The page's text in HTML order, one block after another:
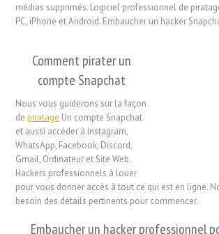
médias supprimés. Logiciel professionnel de
PC, iPhone et Android. Embaucher un hacker
Comment pirater un
compte Snapchat
Nous vous guiderons sur la façon
depiratage Un compte Snapchat
et aussi accéder à Instagram,
WhatsApp, Facebook, Discord,
Gmail, Ordinateur et Site Web.
Hackers professionnels à louer
pour vous donner accès à tout ce qui est en ligne.
besoin des détails pertinents pour commencer.
Embaucher un hacker professionnel